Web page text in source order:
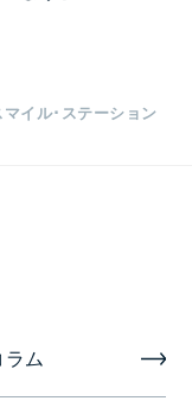
イル･ステーション
ラム